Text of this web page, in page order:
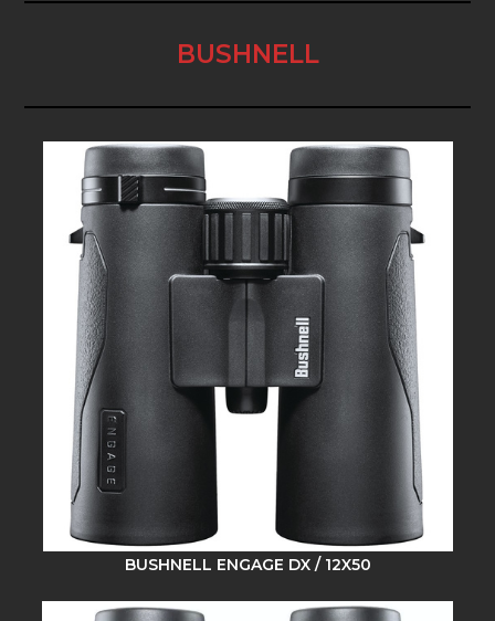
BUSHNELL
BUSHNELL ENGAGE DX / 12X50